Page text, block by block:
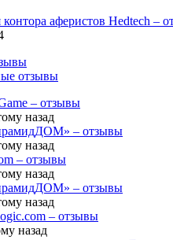
аферистов Hedtech –
отзывы
– отзывы
назад
– отзывы
назад
– отзывы
назад
– отзывы
назад
– отзывы
назад